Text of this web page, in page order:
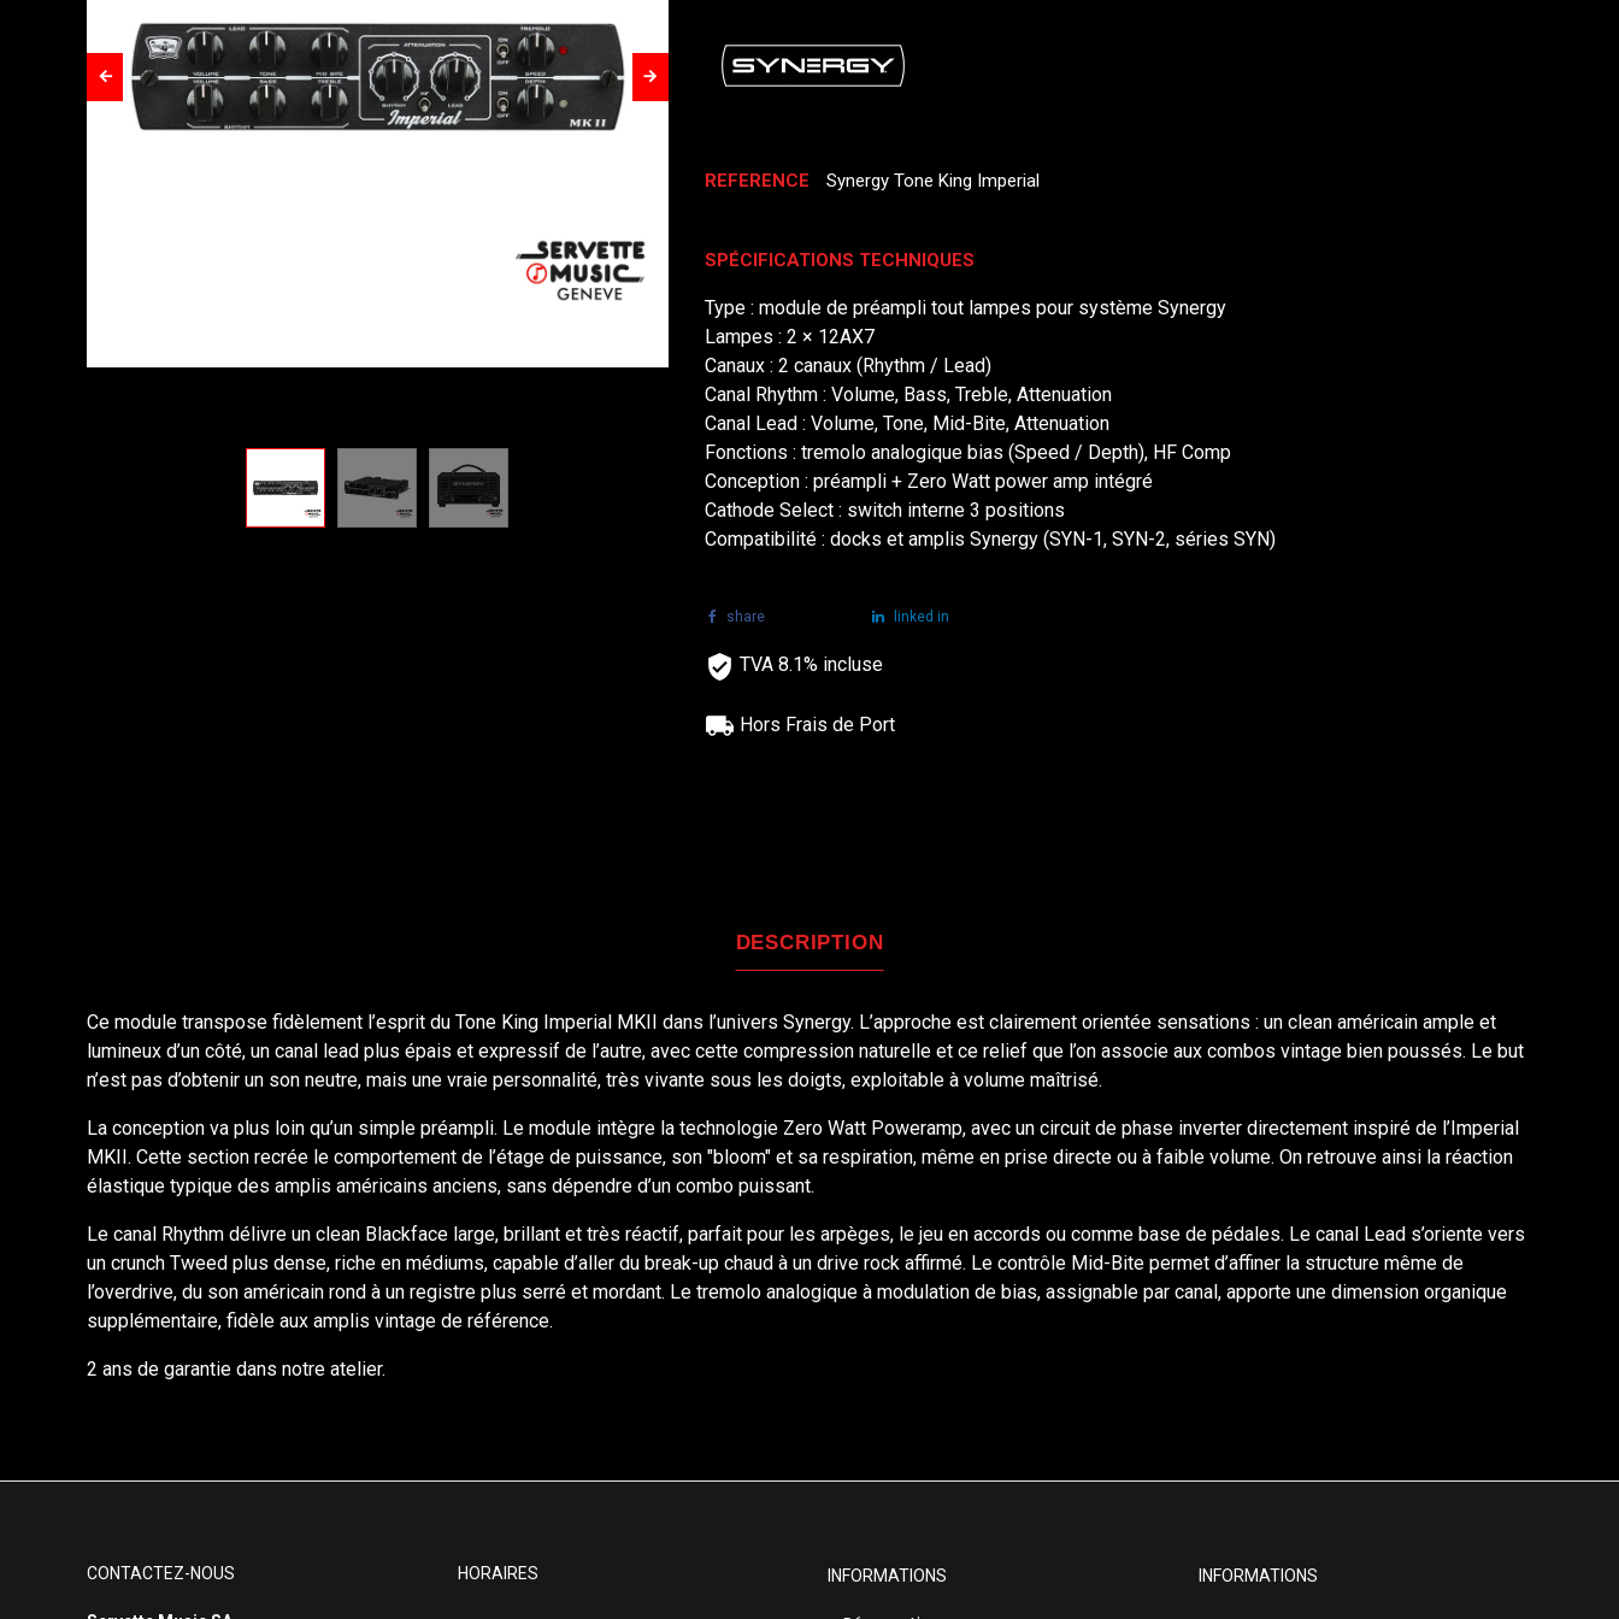
REFERENCE Synergy Tone King Imperial
SPÉCIFICATIONS TECHNIQUES
Type : module de préampli tout lampes pour système Synergy
Lampes : 2 × 12AX7
Canaux : 2 canaux (Rhythm / Lead)
Canal Rhythm : Volume, Bass, Treble, Attenuation
Canal Lead : Volume, Tone, Mid-Bite, Attenuation
Fonctions : tremolo analogique bias (Speed / Depth), HF Comp
Conception : préampli + Zero Watt power amp intégré
Cathode Select : switch interne 3 positions
Compatibilité : docks et amplis Synergy (SYN-1, SYN-2, séries SYN)
share linked in
TVA 8.1% incluse
Hors Frais de Port
DESCRIPTION
Ce module transpose fidèlement l’esprit du Tone King Imperial MKII dans l’univers Synergy. L’approche est clairement orientée sensations : un clean américain ample et
lumineux d’un côté, un canal lead plus épais et expressif de l’autre, avec cette compression naturelle et ce relief que l’on associe aux combos vintage bien poussés. Le but
n’est pas d’obtenir un son neutre, mais une vraie personnalité, très vivante sous les doigts, exploitable à volume maîtrisé.
La conception va plus loin qu’un simple préampli. Le module intègre la technologie Zero Watt Poweramp, avec un circuit de phase inverter directement inspiré de l’Imperial
MKII. Cette section recrée le comportement de l’étage de puissance, son "bloom" et sa respiration, même en prise directe ou à faible volume. On retrouve ainsi la réaction
élastique typique des amplis américains anciens, sans dépendre d’un combo puissant.
Le canal Rhythm délivre un clean Blackface large, brillant et très réactif, parfait pour les arpèges, le jeu en accords ou comme base de pédales. Le canal Lead s’oriente vers
un crunch Tweed plus dense, riche en médiums, capable d’aller du break-up chaud à un drive rock affirmé. Le contrôle Mid-Bite permet d’affiner la structure même de
l’overdrive, du son américain rond à un registre plus serré et mordant. Le tremolo analogique à modulation de bias, assignable par canal, apporte une dimension organique
supplémentaire, fidèle aux amplis vintage de référence.
2 ans de garantie dans notre atelier.
CONTACTEZ-NOUS HORAIRES INFORMATIONS INFORMATIONS